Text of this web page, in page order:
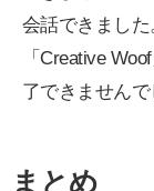
会話できまし
「Creative
了できませんで
まとめ